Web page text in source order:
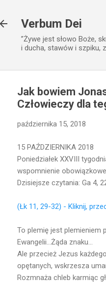
Verbum Dei
”Żywe jest słowo Boże,
i ducha, stawów i szpiku,
Jak bowiem
Człowieczy dla
października 15, 2018
15 PAŹDZIERNIKA 2018
Poniedziałek XXVIII
wspomnienie
Dzisiejsze czytania: Ga 4,
(Łk 11, 29-32) - Kliknij,
To plemię jest plemieniem
Ewangelii...Żąda znaku...
Ale przecież Jezus
opętanych, wskrzesza
Rozmnaża chleb karmiąc